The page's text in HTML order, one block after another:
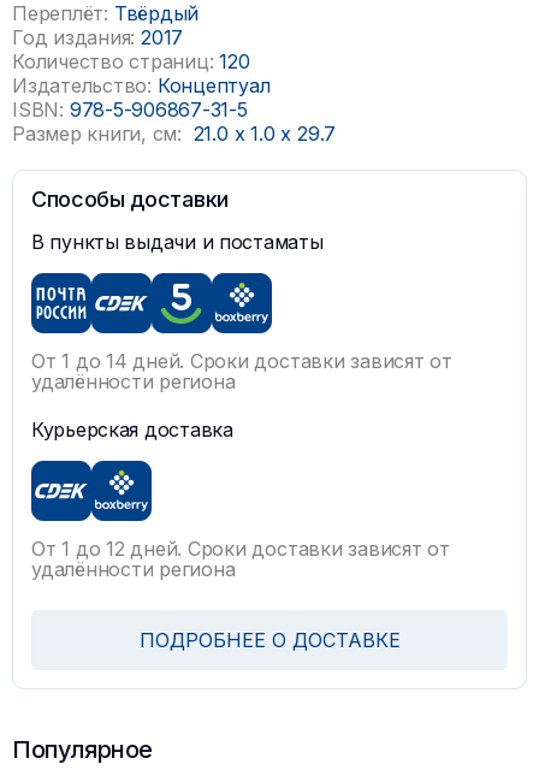
Переплёт: Твёрдый
Год издания: 2017
Количество страниц: 120
Издательство: Концептуал
ISBN: 978-5-906867-31-5
Размер книги, см: 21.0 x 1.0x 29.7
Способы доставки
В пункты выдачи и постаматы
От 1 до 14 дней. Сроки доставки зависят от
удалённости региона
Курьерская доставка
От 1 до 12 дней. Сроки доставки зависят от
удалённости региона
ПОДРОБНЕЕ О ДОСТАВКЕ
Популярное